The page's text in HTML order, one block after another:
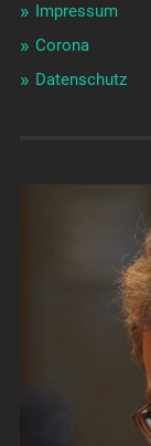
Impressum
Corona
Datenschutz